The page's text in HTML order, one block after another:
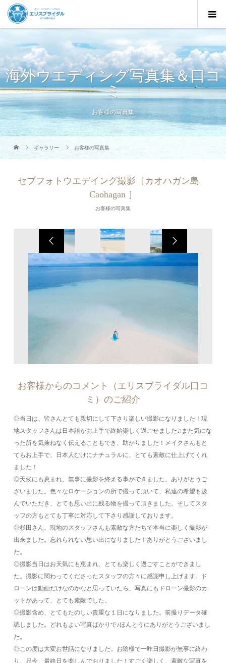
海外ウエディング写真集＆口コ
ミ
お客様の写真集
ギャラリー お客様の写真集
セブフォトウエデイング撮影［カオハガン島
Caohagan ］
お客様の写真集
お客様からのコメント（エリスブライダル口コ
ミ）のご紹介
◎当日は、皆さんとても親切にして下さり楽しい撮影になりました！現
地スタッフさんは日本語がお上手で終始楽しく過ごせました♫また気にな
った所を気兼ねなく伝えることもでき、助かりました！メイクさんもと
てもお上手で、日本人むけにナチュラルに、とても素敵に仕上げてくれ
ました！
◎天候にも恵まれ、無事に撮影を終える事ができました。ありがとうご
ざいました。色々なロケーションの所で撮って頂いて、私達の希望も汲
んでいただき、とても思い出に残る物を撮って頂きました。そしてスタ
ッフの方もとても丁寧に対応して下さり感謝しております。
◎杉田さん、現地のスタッフさんも素敵な方たちで本当に楽しく撮影が
出来ました。忘れられない思い出になりました！ありがとうございまし
た。
◎撮影当日はお天気にも恵まれ、とても楽しく過ごすことができまし
た。撮影に関わってくださったスタッフの方々に感謝申し上げます。ド
ローンは動画だけなのかなと思っていたら、写真にもドローン撮影のカ
ットがあって、とても素敵でした。
◎撮影含め、とてもたのしい貴重な１日になりました。前撮りデータ確
認しました。どれもよい写真ばかりで♪ほんとうにありがとうございまし
た。
◎この度は大変お世話になりました。お陰様で一昨日撮影が無事に終わ
り、只今、最終日を楽しんでおりました！すごく楽しく、素敵な写真を